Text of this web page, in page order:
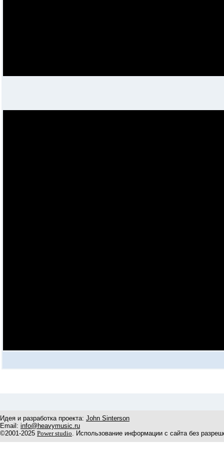
Идея и разработка проекта: John Sinterson
Email: info@heavymusic.ru
©2001-2025 Power studio. Использование информации с сайта без